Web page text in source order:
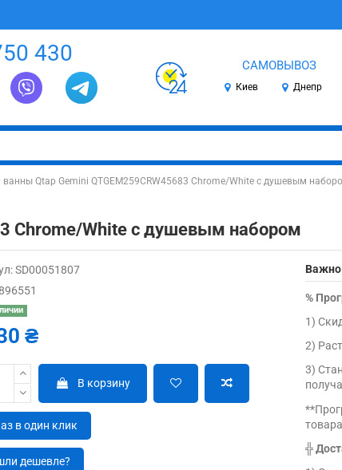
430 САМОВЫВОЗ
Киев Днепр
Qtap Gemini QTGEM259CRW45683 Chrome/White с душевым
Chrome/White с душевым набором
SD00051807
₴
В корзину
в один клик
дешевле?
Важно
%
1)
2)
3)
╬